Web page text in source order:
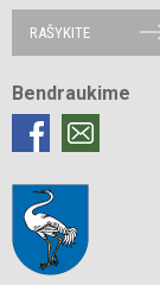
RAŠYKITE
Bendraukime